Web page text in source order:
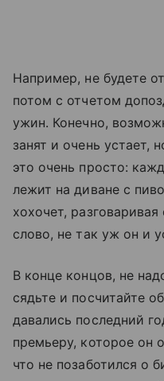
Например, не будете
потом с отчетом
ужин. Конечно,
занят и очень устает,
это очень просто:
лежит на диване с
хохочет,
слово, не так уж он и
В конце концов, не
сядьте и посчитайте
давались последний
премьеру, которое он
что не позаботился о